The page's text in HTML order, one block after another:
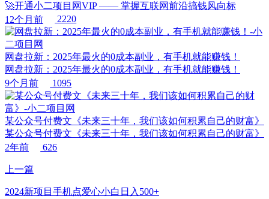
🚀开通小二项目网VIP —— 掌握互联网前沿搞钱风向标
12个月前
2220
网盘拉新：2025年最火的0成本副业，有手机就能赚钱！
网盘拉新：2025年最火的0成本副业，有手机就能赚钱！
9个月前
1095
某公众号付费文《未来三十年，我们该如何积累自己的财富》
某公众号付费文《未来三十年，我们该如何积累自己的财富》
2年前
626
上一篇
2024新项目手机点爱心小白日入500+